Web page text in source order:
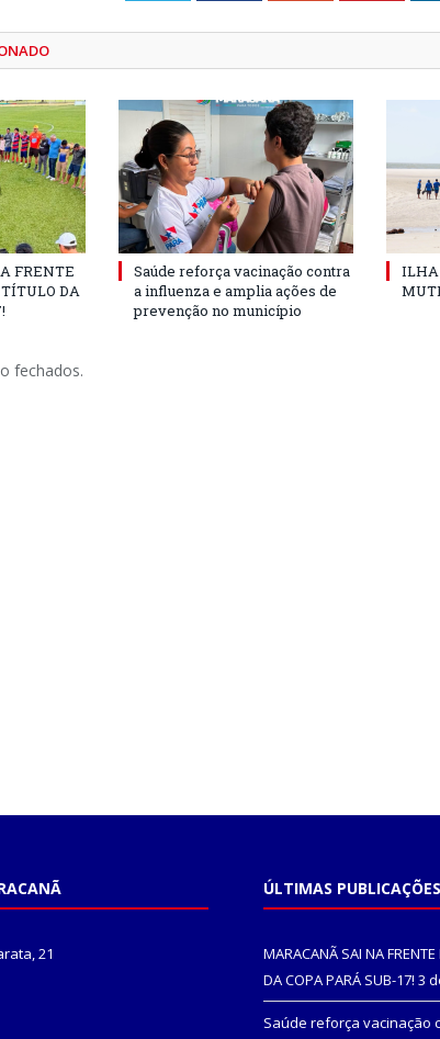
FRENTE
DA
Saúde reforça vacinação contra
a influenza e amplia ações de
prevenção no município
ILHA
fechados.
21
ÚLTIMAS PUBLICAÇÕES
MARACANÃ SAI NA
DA COPA PARÁ SUB-17! 3
Saúde reforça vacinação